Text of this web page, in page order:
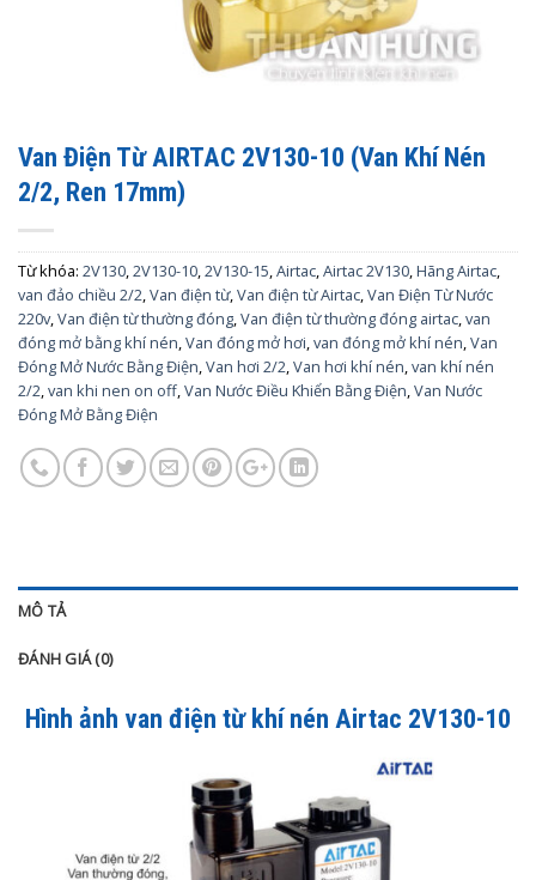
Van Điện Từ AIRTAC 2V130-10 (Van Khí Nén
2/2, Ren 17mm)
Từ khóa: 2V130,2V130-10,2V130-15,Airtac,Airtac 2V130,Hãng Airtac,
van đảo chiều 2/2,Van điện từ,Van điện từ Airtac,Van Điện Từ Nước
220v,Van điện từ thường đóng,Van điện từ thường đóng airtac,van
đóng mở bằng khí nén,Van đóng mở hơi,van đóng mở khí nén,Van
Đóng Mở Nước Bằng Điện,Van hơi 2/2,Van hơi khí nén,van khí nén
2/2,van khi nen on off,Van Nước Điều Khiển Bằng Điện,Van Nước
Đóng Mở Bằng Điện
MÔ TẢ
ĐÁNH GIÁ (0)
Hình ảnh van điện từ khí nén Airtac 2V130-10